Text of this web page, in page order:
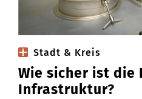
Stadt & Kreis
Wie sicher ist die
Infrastruktur?